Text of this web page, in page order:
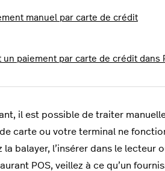
manuel par carte de crédit
paiement par carte de crédit dans
il est possible de traiter
carte ou votre terminal ne
la balayer, l’insérer dans le
POS, veillez à ce qu’un